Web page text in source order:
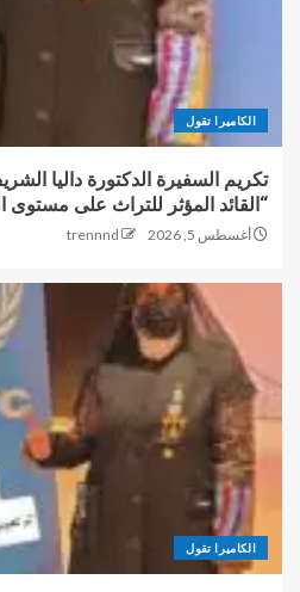
الكاميرا تقول
تكريم السفيرة الدكتورة داليا
“القائد المؤثر للتراث على مستوى
أغسطس 5, 2026 trennnd
الكاميرا تقول